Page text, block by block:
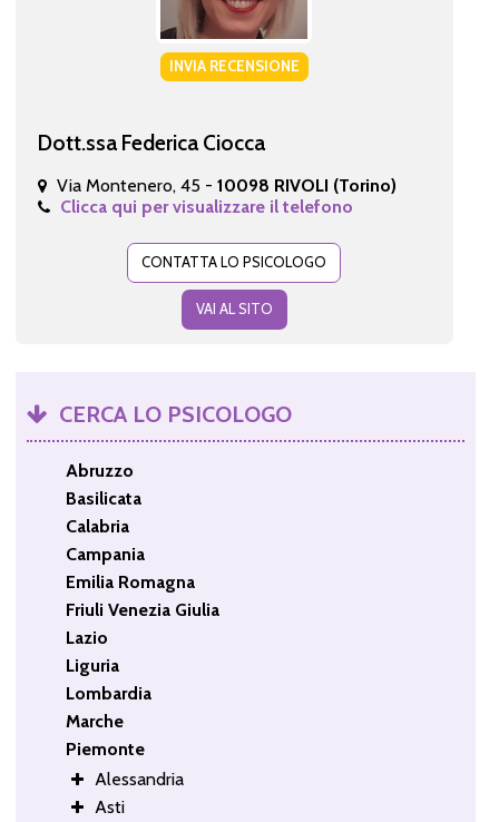
INVIA RECENSIONE
Dott.ssa Federica Ciocca
Via Montenero, 45 - 10098 RIVOLI (Torino)
Clicca qui per visualizzare il telefono
CONTATTA LO PSICOLOGO
VAI AL SITO
CERCA LO PSICOLOGO
Abruzzo
Basilicata
Calabria
Campania
Emilia Romagna
Friuli Venezia Giulia
Lazio
Liguria
Lombardia
Marche
Piemonte
Alessandria
Asti